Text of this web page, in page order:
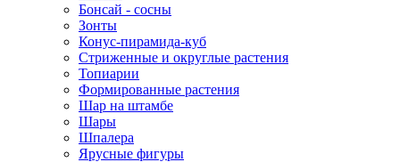
Бонсай - сосны
Зонты
Конус-пирамида-куб
Стриженные и округлые растения
Топиарии
Формированные растения
Шар на штамбе
Шары
Шпалера
Ярусные фигуры